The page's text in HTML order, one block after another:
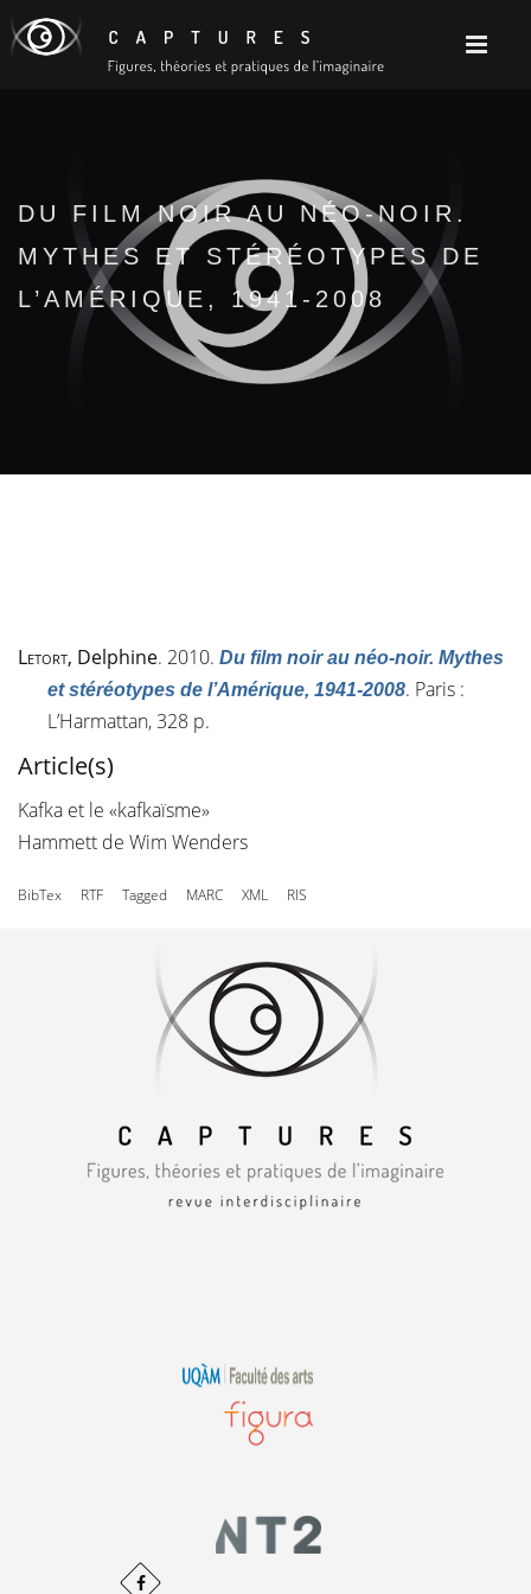
DU FILM NOIR AU NÉO-NOIR.
MYTHES ET STÉRÉOTYPES DE
L’AMÉRIQUE, 1941-2008
Letort, Delphine. 2010. Du film noir au néo-noir. Mythes
et stéréotypes de l’Amérique, 1941-2008. Paris :
L’Harmattan, 328 p.
Article(s)
Kafka et le «kafkaïsme»
Hammett de Wim Wenders
BibTex RTF Tagged MARC XML RIS